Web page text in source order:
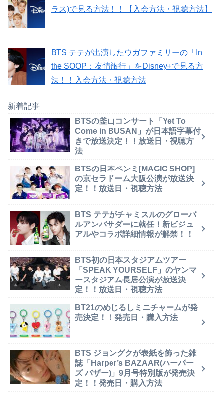
ラス)で見る方法！！【入会方法・視聴方法】
BTS テテが出演したウガファミリーの「In
the SOOP：友情旅行」をDisney+で見る方
法！！入会方法・視聴方法
新着記事
BTSの釜山コンサート「Yet To
Come in BUSAN」が日本語字幕付
きで放送決定！！放送日・視聴方
法
BTSの日本ペンミ[MAGIC SHOP]
の京セラドーム大阪公演が放送決
定！！放送日・視聴方法
BTS テテがチャミスルのグローバ
ルアンバサダーに就任！新ビジュ
アルやコラボ詳細情報が解禁！！
BTS初の日本スタジアムツアー
「SPEAK YOURSELF」のヤンマ
ースタジアム長居公演が放送決
定！！放送日・視聴方法
BT21のめじるしミニチャームが発
売決定！！発売日・購入方法
BTS ジョングクが表紙を飾った雑
誌「Harper’s BAZAAR(ハーパー
ズ バザー)」9月号特別版が発売決
定！！発売日・購入方法